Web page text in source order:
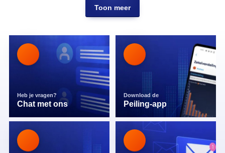
Toon meer
Heb je vragen?
Chat met ons
Download de
Peiling-app